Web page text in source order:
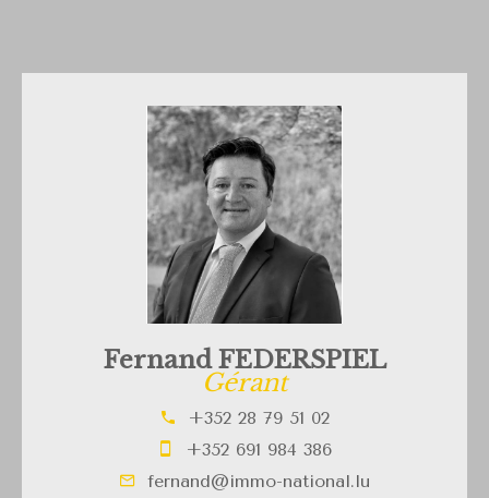
Fernand FEDERSPIEL
Gérant
+352 28 79 51 02
+352 691 984 386
fernand@immo-national.lu